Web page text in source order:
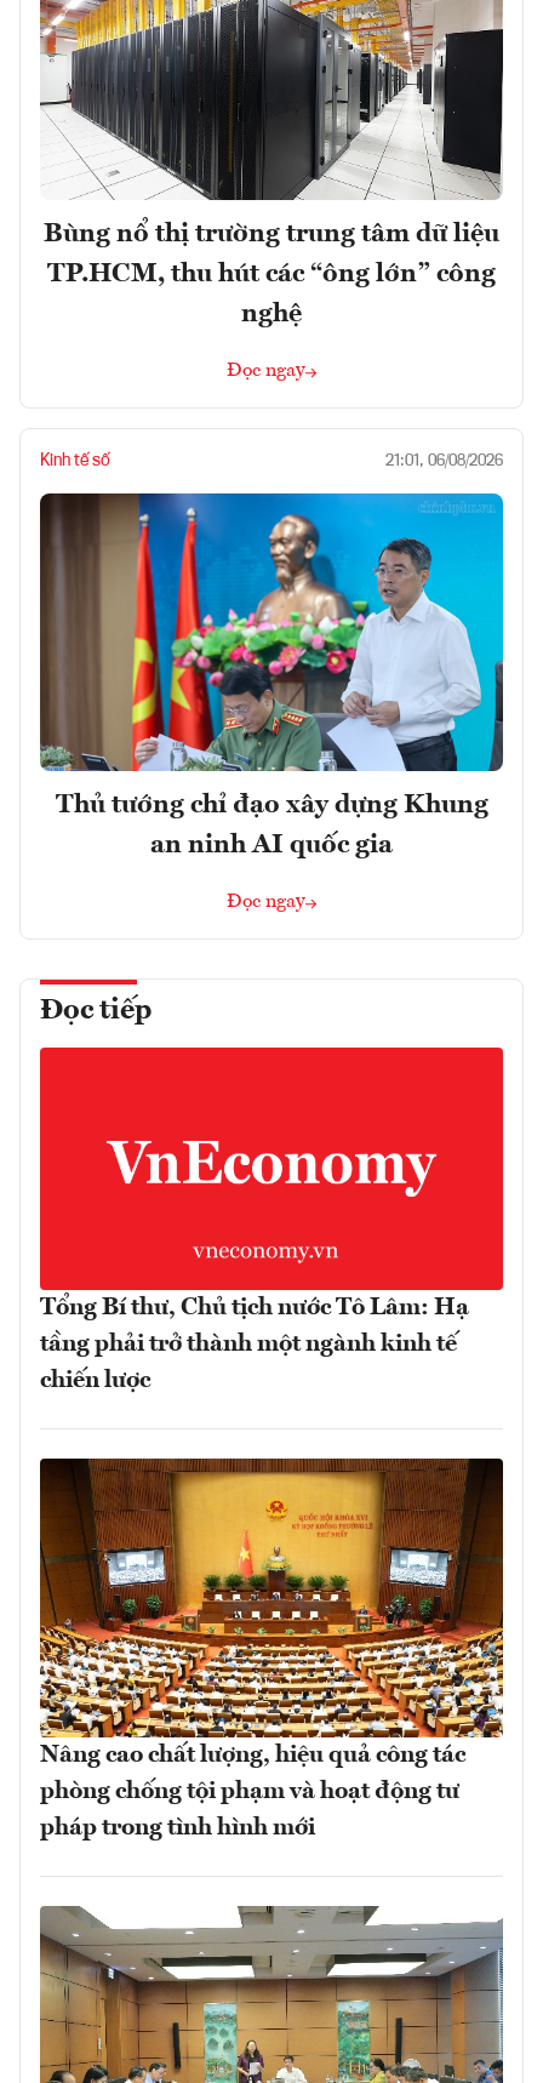
Bùng nổ thị trường trung tâm dữ liệu
TP.HCM, thu hút các “ông lớn” công
nghệ
Đọc ngay
Kinh tế số 21:01, 06/08/2026
Thủ tướng chỉ đạo xây dựng Khung
an ninh AI quốc gia
Đọc ngay
Đọc tiếp
Tổng Bí thư, Chủ tịch nước Tô Lâm: Hạ
tầng phải trở thành một ngành kinh tế
chiến lược
Nâng cao chất lượng, hiệu quả công tác
phòng chống tội phạm và hoạt động tư
pháp trong tình hình mới